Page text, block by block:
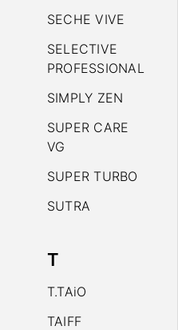
SECHE VIVE
SELECTIVE
PROFESSIONAL
SIMPLY ZEN
SUPER CARE
VG
SUPER TURBO
SUTRA
T
T.TAiO
TAIFF